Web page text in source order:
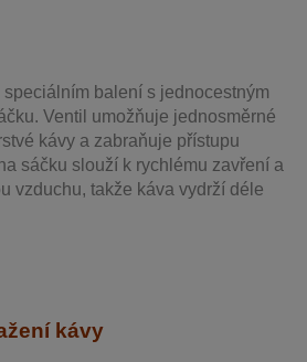
speciálním balení s jednocestným
Ventil umožňuje jednosměrné
kávy a zabraňuje přístupu
sáčku slouží k rychlému zavření a
vzduchu, takže káva vydrží déle
kávy